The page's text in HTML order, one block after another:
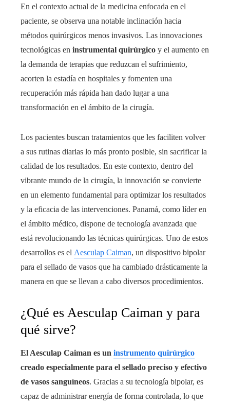
En el contexto actual de la medicina enfocada en el
paciente, se observa una notable inclinación hacia
métodos quirúrgicos menos invasivos. Las innovaciones
tecnológicas en instrumental quirúrgico y el aumento en
la demanda de terapias que reduzcan el sufrimiento,
acorten la estadía en hospitales y fomenten una
recuperación más rápida han dado lugar a una
transformación en el ámbito de la cirugía.
Los pacientes buscan tratamientos que les faciliten volver
a sus rutinas diarias lo más pronto posible, sin sacrificar la
calidad de los resultados. En este contexto, dentro del
vibrante mundo de la cirugía, la innovación se convierte
en un elemento fundamental para optimizar los resultados
y la eficacia de las intervenciones. Panamá, como líder en
el ámbito médico, dispone de tecnología avanzada que
está revolucionando las técnicas quirúrgicas. Uno de estos
desarrollos es el Aesculap Caiman, un dispositivo bipolar
para el sellado de vasos que ha cambiado drásticamente la
manera en que se llevan a cabo diversos procedimientos.
¿Qué es Aesculap Caiman y para
qué sirve?
El Aesculap Caiman es un instrumento quirúrgico
creado especialmente para el sellado preciso y efectivo
de vasos sanguíneos. Gracias a su tecnología bipolar, es
capaz de administrar energía de forma controlada, lo que